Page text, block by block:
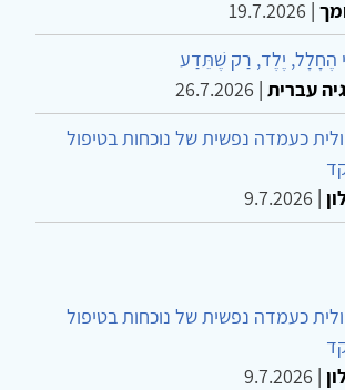
|
19.7.2026
הֶחָלָל, יֶלֶד, רַק שֶׁתֵּדַע
עברית |
26.7.2026
כעמדה נפשית של נוכחות בטיפול
|
9.7.2026
כעמדה נפשית של נוכחות בטיפול
|
9.7.2026